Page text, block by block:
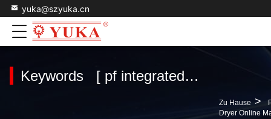
yuka@szyuka.cn
Keywords [ pf integrated refrigerated air dryer ] Match 15 produits
Zu Hause >
Dryer Online